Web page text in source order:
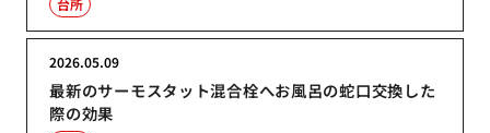
台所
最新のサーモスタット混合栓へお風呂の蛇口交換した
際の効果
2026.05.09